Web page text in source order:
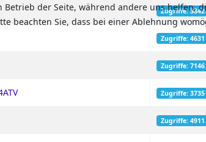
Zugriffe: 3842
Zugriffe: 4631
Zugriffe: 7146
Zugriffe: 3735
Zugriffe: 4911
der Seite, während andere uns helfen,
beachten Sie, dass bei einer Ablehnung